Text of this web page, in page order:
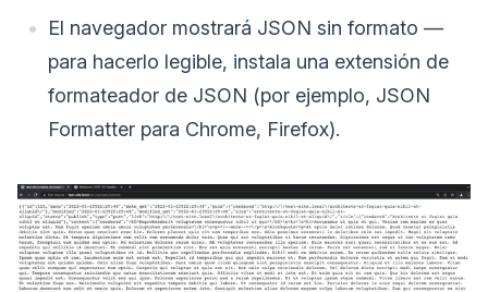
El navegador mostrará JSON sin formato —
para hacerlo legible, instala una extensión de
formateador de JSON (por ejemplo, JSON
Formatter para Chrome, Firefox).